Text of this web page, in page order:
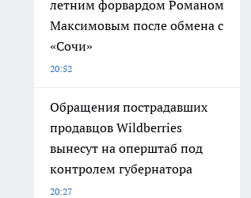
летним форвардом Романом
Максимовым после обмена с
«Сочи»
20:52
Обращения пострадавших
продавцов Wildberries
вынесут на оперштаб под
контролем губернатора
20:27